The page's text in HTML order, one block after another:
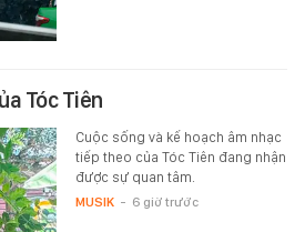
Tóc Tiên
Cuộc sống và kế hoạch âm nhạc
tiếp theo của Tóc Tiên đang nhận
được sự quan tâm.
MUSIK - 6 giờ trước